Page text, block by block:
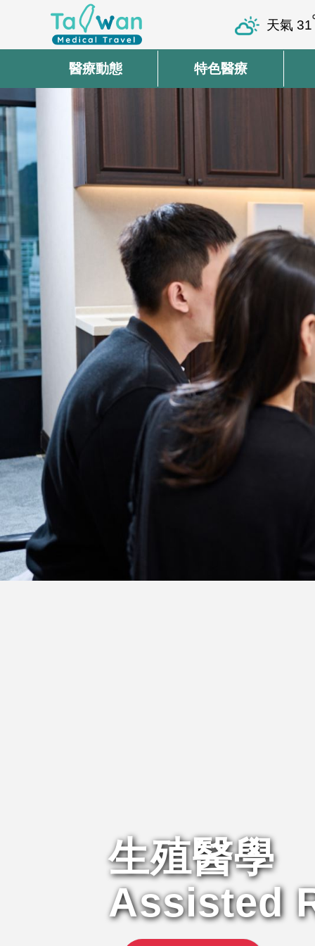
天氣 31
醫療動態 特色醫療
生殖醫學
Assisted